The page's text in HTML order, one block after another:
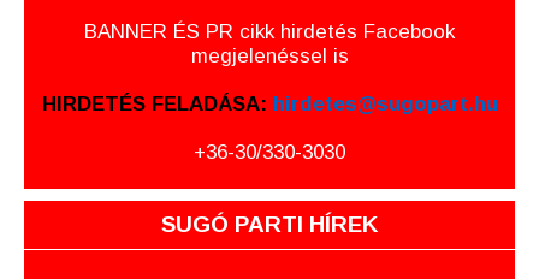
BANNER ÉS PR cikk hirdetés Facebook
megjelenéssel is
HIRDETÉS FELADÁSA: hirdetes@sugopart.hu
+36-30/330-3030
SUGÓ PARTI HÍREK